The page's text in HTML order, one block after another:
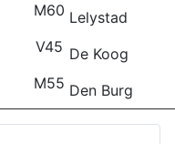
M60 Lelystad
V45 De Koog
M55 Den Burg